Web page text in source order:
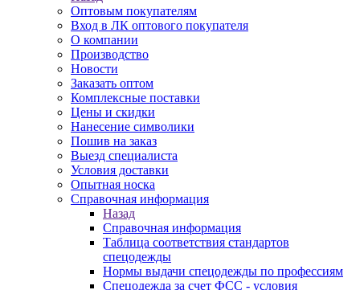
Оптовым покупателям
Вход в ЛК оптового покупателя
О компании
Производство
Новости
Заказать оптом
Комплексные поставки
Цены и скидки
Нанесение символики
Пошив на заказ
Выезд специалиста
Условия доставки
Опытная носка
Справочная информация
Назад
Справочная информация
Таблица соответствия стандартов
спецодежды
Нормы выдачи спецодежды по профессиям
Спецодежда за счет ФСС - условия